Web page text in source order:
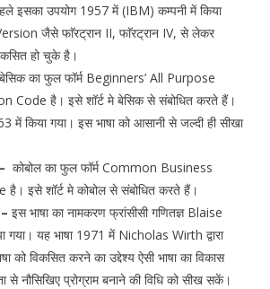
इसका उपयोग 1957 में (IBM) कम्पनी में किया
जैसे फाॅरट्रान II, फाॅरट्रान IV, से लेकर
हो चुके है।
बेसिक का फुल फॉर्म Beginners’ All Purpose
Code है। इसे शॉर्ट मे बेसिक से संबोधित करते हैं।
में किया गया। इस भाषा को आसानी से जल्दी ही सीखा
कोबोल का फुल फॉर्म Common Business
इसे शॉर्ट मे कोबोल से संबोधित करते हैं।
इस भाषा का नामकरण फ्रांसीसी गणितज्ञ Blaise
गया। यह भाषा 1971 में Nicholas Wirth द्वारा
को विकसित करने का उद्देश्य ऐसी भाषा का विकास
से नौसिखिए प्रोग्राम बनाने की विधि को सीख सकें।